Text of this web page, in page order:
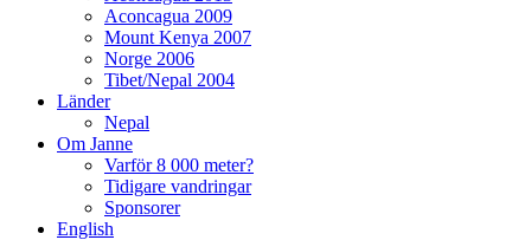
Aconcagua 2009
Mount Kenya 2007
Norge 2006
Tibet/Nepal 2004
Länder
Nepal
Om Janne
Varför 8 000 meter?
Tidigare vandringar
Sponsorer
English